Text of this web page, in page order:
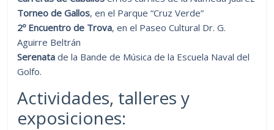
Torneo de Gallos, en el Parque “Cruz Verde”
2º Encuentro de Trova, en el Paseo Cultural Dr. G.
Aguirre Beltrán
Serenata de la Bande de Música de la Escuela Naval del
Golfo.
Actividades, talleres y
exposiciones: